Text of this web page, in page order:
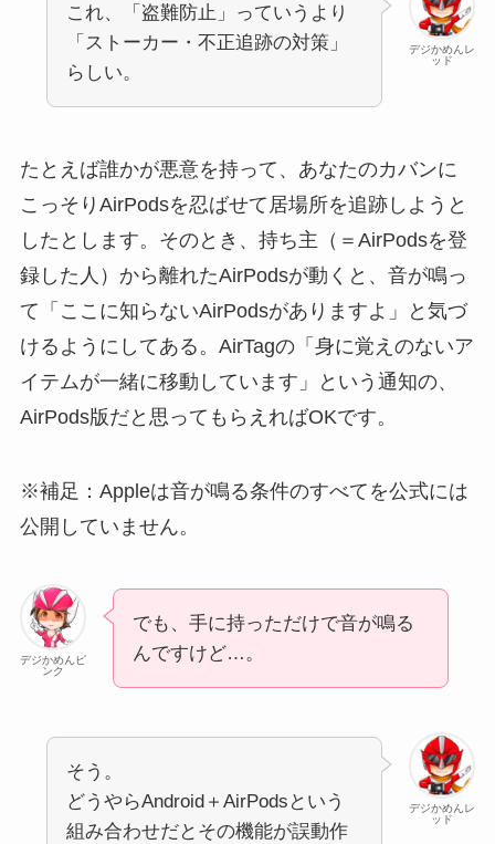
デジかめんレ
ッド
これ、「盗難防止」っていうより
「ストーカー・不正追跡の対策」
らしい。
たとえば誰かが悪意を持って、あなたのカバンに
こっそりAirPodsを忍ばせて居場所を追跡しようと
したとします。そのとき、持ち主（＝AirPodsを登
録した人）から離れたAirPodsが動くと、音が鳴っ
て「ここに知らないAirPodsがありますよ」と気づ
けるようにしてある。AirTagの「身に覚えのないア
イテムが一緒に移動しています」という通知の、
AirPods版だと思ってもらえればOKです。
※補足：Appleは音が鳴る条件のすべてを公式には
公開していません。
デジかめんピ
ンク
でも、手に持っただけで音が鳴る
んですけど…。
デジかめんレ
ッド
そう。
どうやらAndroid＋AirPodsという
組み合わせだとその機能が誤動作